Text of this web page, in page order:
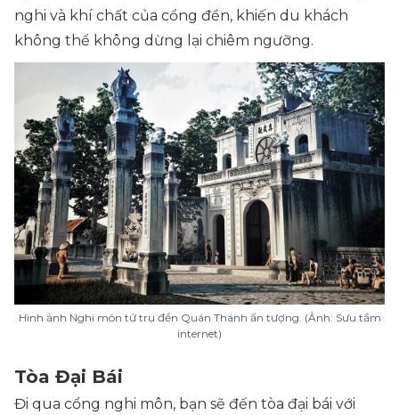
nghi và khí chất của cổng đền, khiến du khách
không thể không dừng lại chiêm ngưỡng.
Hình ảnh Nghi môn tứ trụ đền Quán Thánh ấn tượng. (Ảnh: Sưu tầm
internet)
Tòa Đại Bái
Đi qua cổng nghi môn, bạn sẽ đến tòa đại bái với